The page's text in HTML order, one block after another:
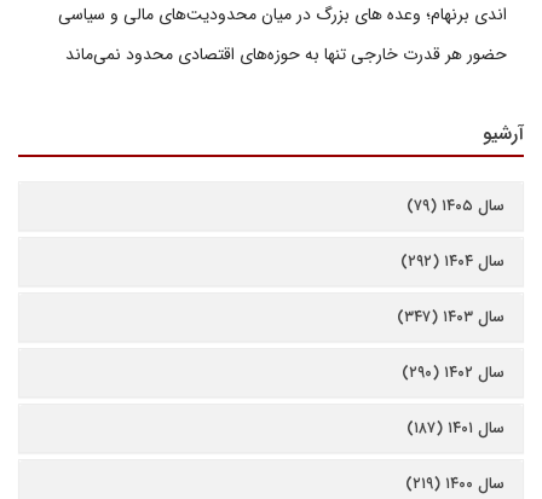
اندی برنهام؛ وعده های بزرگ در میان محدودیت‌های مالی و سیاسی
حضور هر قدرت خارجی تنها به حوزه‌های اقتصادی محدود نمی‌ماند
آرشیو
سال ۱۴۰۵ (۷۹)
سال ۱۴۰۴ (۲۹۲)
سال ۱۴۰۳ (۳۴۷)
سال ۱۴۰۲ (۲۹۰)
سال ۱۴۰۱ (۱۸۷)
سال ۱۴۰۰ (۲۱۹)